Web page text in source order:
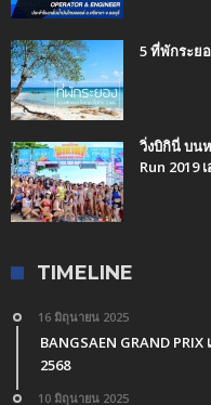
5 ที่พักระย
วิ่งบิกินี่ บน
Run 2019
TIMELINE
16 มิถุนายน 2025
BANGSAEN GRAND
2568
10 มิถุนายน 2025